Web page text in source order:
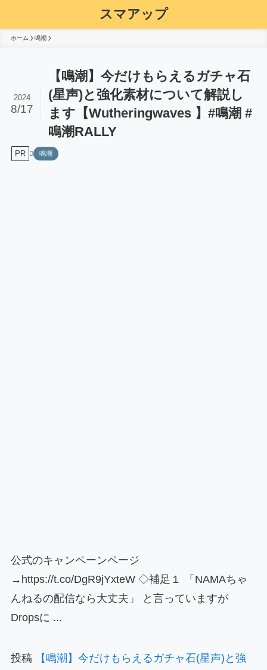
スマアップ
ホーム 鳴潮
【鳴潮】今だけもらえるガチャ石
(星声)と強化素材について解説し
ます【Wutheringwaves 】#鳴潮 #
鳴潮RALLY
2024
8/17
PR 鳴潮
公式のキャンペーンページ
→https://t.co/DgR9jYxteW ◇補足１ 「NAMAちゃ
んねるの配信なら大丈夫」 と言っていますが
Dropsに ...
投稿
【鳴潮】今だけもらえるガチャ石(星声)と強